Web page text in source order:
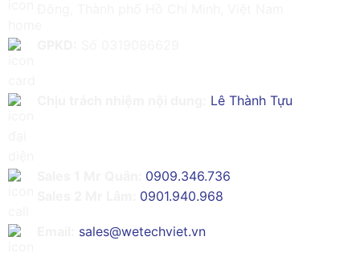
Lê Thành Tựu
0909.346.736
0901.940.968
sales@wetechviet.vn